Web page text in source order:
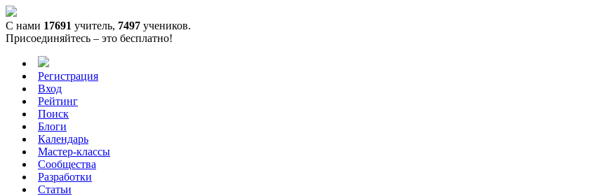
С нами 17691 учитель, 7497 учеников.
Присоединяйтесь – это бесплатно!
Регистрация
Вход
Рейтинг
Поиск
Блоги
Календарь
Мастер-классы
Сообщества
Разработки
Статьи